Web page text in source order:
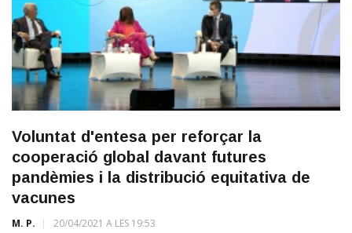
Voluntat d'entesa per reforçar la
cooperació global davant futures
pandèmies i la distribució equitativa de
vacunes
M. P. 20/04/2021 A LES 19:53